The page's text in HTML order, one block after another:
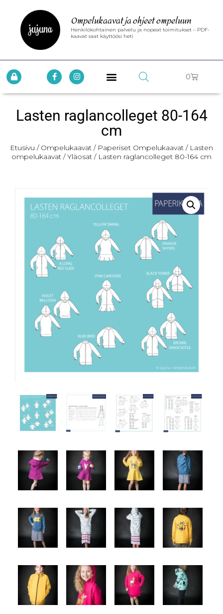
Ompelukaavat ja ohjeet ompeluun
Henkilökohtainen palvelu ja nopeat toimitukset – PDF-
kaavat saat käyttöösi heti
0
Lasten raglancolleget 80-164
cm
Etusivu / Ompelukaavat / Paperiset Ompelukaavat / Lasten
ompelukaavat /Yläosat / Lasten raglancolleget 80-164 cm